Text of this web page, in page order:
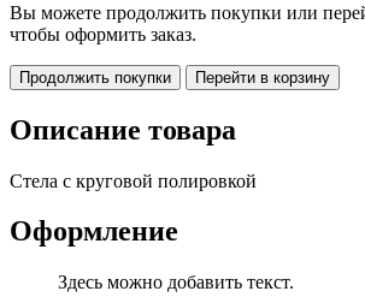
Вы можете продолжить покупки или
чтобы оформить заказ.
Продолжить покупки Перейти в корзину
Описание товара
Стела с круговой полировкой
Оформление
Здесь можно добавить текст.